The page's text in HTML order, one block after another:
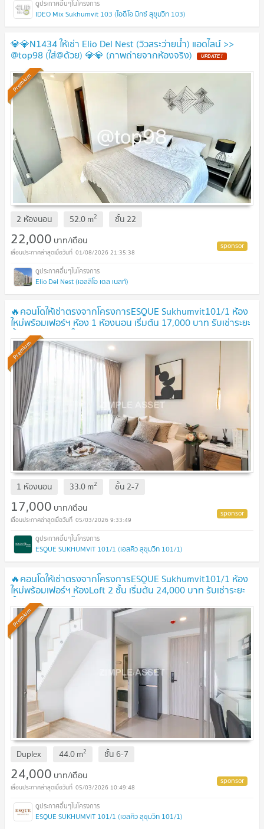
IDEO Mix Sukhumvit 103 (ไอดีโอ มิกซ์ สุขุมวิท 103)
💎💎N1434 ให้เช่า Elio Del Nest (วิวสระว่ายน้ำ) แอดไลน์ >>
@top98 (ใส่@ด้วย) 💎💎 (ภาพถ่ายจากห้องจริง) UPDATE !
Premium
2 ห้องนอน 52.0m2 ชั้น 22
22,000 บาท/เดือน
01/08/2026 21:35:38
Elio Del Nest (เอลลิโอ เดล เนสท์)
🔥คอนโดให้เช่าตรงจากโครงการESQUE Sukhumvit101/1 ห้อง
ใหม่พร้อมเฟอร์ฯ ห้อง 1 ห้องนอน เริ่มต้น 17,000 บาท รับเช่าระยะ
สั้น พร้อมเข้าอยู่ ใกล้BTSปุณณวิถี
Premium
1 ห้องนอน 33.0m2 ชั้น 2-7
17,000 บาท/เดือน
05/03/2026 9:33:49
ESQUE SUKHUMVIT 101/1 (เอสคิว สุขุมวิท 101/1)
🔥คอนโดให้เช่าตรงจากโครงการESQUE Sukhumvit101/1 ห้อง
ใหม่พร้อมเฟอร์ฯ ห้องLoft 2 ชั้น เริ่มต้น 24,000 บาท รับเช่าระยะ
สั้น พร้อมเข้าอยู่ ใกล้BTSปุณณวิถี
Premium
Duplex 44.0m2 ชั้น 6-7
24,000 บาท/เดือน
05/03/2026 10:49:48
ESQUE SUKHUMVIT 101/1 (เอสคิว สุขุมวิท 101/1)